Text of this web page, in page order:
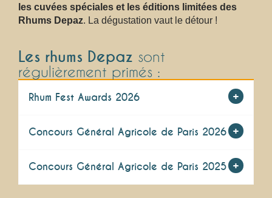
les cuvées spéciales et les éditions limitées des
Rhums Depaz. La dégustation vaut le détour !
Les rhums Depaz sont
régulièrement primés :
Rhum Fest Awards 2026
Concours Général Agricole de Paris 2026
Concours Général Agricole de Paris 2025